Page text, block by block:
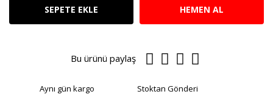
SEPETE EKLE HEMEN AL
Bu ürünü paylaş
Aynı gün kargo Stoktan Gönderi